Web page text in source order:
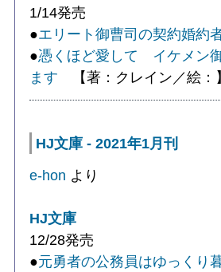
1/14発売
●エリート御曹司の契約婚約
●憑くほど愛して イケメン
ます 【著：クレイン／絵：
HJ文庫 - 2021年1月刊
e-hon より
HJ文庫
12/28発売
●元勇者の公務員はゆっくり